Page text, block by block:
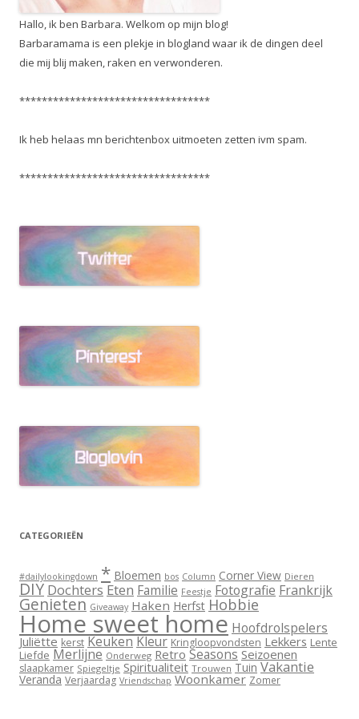
Hallo, ik ben Barbara. Welkom op mijn blog!
Barbaramama is een plekje in blogland waar ik de dingen deel
die mij blij maken, raken en verwonderen.
**********************************
Ik heb helaas mn berichtenbox uitmoeten zetten ivm spam.
**********************************
CATEGORIEËN
#dailylookingdown * Bloemen bos Column Corner View Dieren
DIY Dochters Eten Familie Feestje Fotografie Frankrijk
Genieten Giveaway Haken Herfst Hobbie
Home sweet home Hoofdrolspelers
Juliëtte kerst KeukenKleur Kringloopvondsten Lekkers Lente
Liefde Merlijne Onderweg Retro Seasons Seizoenen
slaapkamer Spiegeltje Spiritualiteit Trouwen Tuin Vakantie
Veranda Verjaardag Vriendschap Woonkamer Zomer